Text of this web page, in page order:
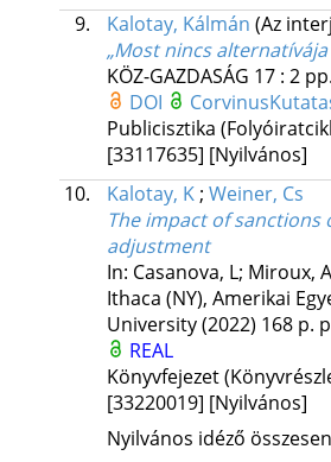
9.
Kalotay, Kálmán (Az
„Most nincs alternatívája
KÖZ-GAZDASÁG 17: 2
DOI
Publicisztika
[33117635] [Nyilvános]
10.
Kalotay, K; Weiner, Cs
The impact of sanctions
adjustment
In: Casanova, L; Miroux,
Ithaca (NY), Amerikai
University(2022) 168 p.
REAL
Könyvfejezet
[33220019] [Nyilvános]
Nyilvános idéző